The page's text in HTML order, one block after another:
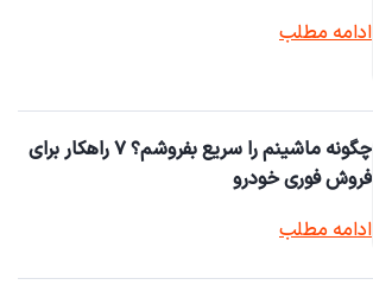
ادامه مطلب
چگونه ماشینم را سریع بفروشم؟ ۷ راهکار برای
فروش فوری خودرو
ادامه مطلب